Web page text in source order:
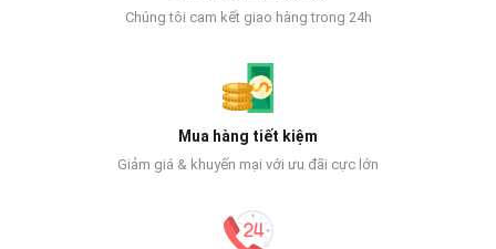
Chúng tôi cam kết giao hàng trong 24h
Mua hàng tiết kiệm
Giảm giá & khuyến mại với ưu đãi cực lớn